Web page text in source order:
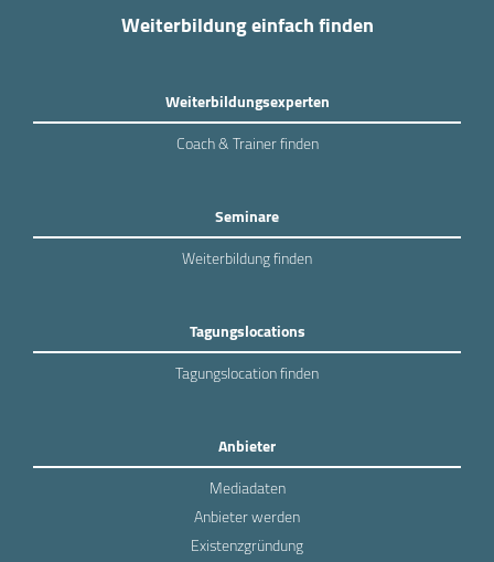
Weiterbildung einfach finden
Weiterbildungsexperten
Coach & Trainer finden
Seminare
Weiterbildung finden
Tagungslocations
Tagungslocation finden
Anbieter
Mediadaten
Anbieter werden
Existenzgründung